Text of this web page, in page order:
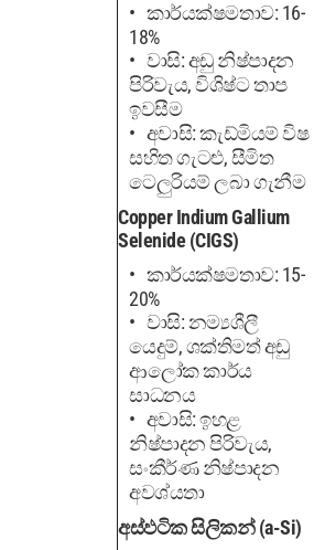
කාර්යක්ෂමතාව: 16-
18%
වාසි: අඩු නිෂ්පාදන
පිරිවැය, විශිෂ්ට තාප
ඉවසීම
අවාසි: කැඩ්මියම් විෂ
සහිත ගැටළු, සීමිත
ටෙලුරියම් ලබා ගැනීම
Copper Indium Gallium
Selenide (CIGS)
කාර්යක්ෂමතාව: 15-
20%
වාසි: නම්‍යශීලී
යෙදුම්, ශක්තිමත් අඩු
ආලෝක කාර්ය
සාධනය
අවාසි: ඉහළ
නිෂ්පාදන පිරිවැය,
සංකීර්ණ නිෂ්පාදන
අවශ්යතා
අස්ඵටික සිලිකන් (a-Si)